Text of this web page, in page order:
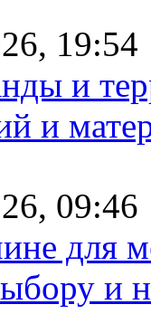
19:54
и
и
09:46
для
и